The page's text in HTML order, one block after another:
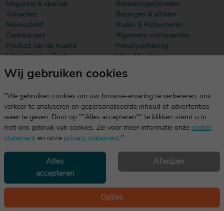
Magazine & specials
Winacties
Nieuwsbrief
Cadeaukaart
Product van de maand
Mitra Member Deals
Betaalmogelijkheden
Bezorgen & afhalen
Ruilen & Retourneren
Algemene voorwaarden
Privacyverklaring
Mitra Members
Download onze app
dezelfde gegevens die je voor mitra.nl gebruikt.
Geniet, maar drink met mate. Geen 18 geen alcohol
©2026 Mitra -Disclaimerencopyright- Verantwoord
alcoholgebruik
Wij gebruiken cookies
"We gebruiken cookies om uw browse-ervaring te verbeteren, ons
verkeer te analyseren en gepersonaliseerde inhoud of advertenties
weer te geven. Door op ""Alles accepteren"" te klikken stemt u in
met ons gebruik van cookies. Zie voor meer informatie onze cookie
statement en onze privacy statement."
Alles
accepteren
Afwijzen
Opties